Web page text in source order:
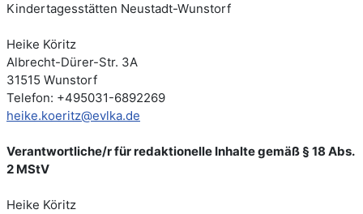
Kindertagesstätten Neustadt-Wunstorf
Heike Köritz
Albrecht-Dürer-Str. 3A
31515 Wunstorf
Telefon: +495031-6892269
heike.koeritz@evlka.de
Verantwortliche/r für redaktionelle Inhalte gemäß § 18 Abs.
2 MStV
Heike Köritz